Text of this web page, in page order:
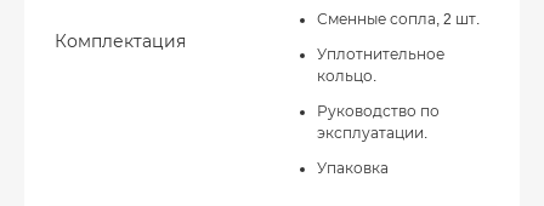
Комплектация
Сменные сопла, 2 шт.
Уплотнительное
кольцо.
Руководство по
эксплуатации.
Упаковка